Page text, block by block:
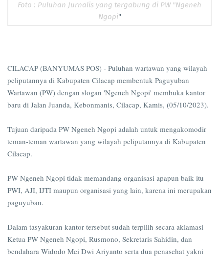
Foto : Puluhan Jurnalis yang tergabung di PW "Ngeneh
Ngopi"
CILACAP (BANYUMAS POS) - Puluhan wartawan yang wilayah
peliputannya di Kabupaten Cilacap membentuk Paguyuban
Wartawan (PW) dengan slogan 'Ngeneh Ngopi' membuka kantor
baru di Jalan Juanda, Kebonmanis, Cilacap, Kamis, (05/10/2023).
Tujuan daripada PW Ngeneh Ngopi adalah untuk mengakomodir
teman-teman wartawan yang wilayah peliputannya di Kabupaten
Cilacap.
PW Ngeneh Ngopi tidak memandang organisasi apapun baik itu
PWI, AJI, IJTI maupun organisasi yang lain, karena ini merupakan
paguyuban.
Dalam tasyakuran kantor tersebut sudah terpilih secara aklamasi
Ketua PW Ngeneh Ngopi, Rusmono, Sekretaris Sahidin, dan
bendahara Widodo Mei Dwi Ariyanto serta dua penasehat yakni